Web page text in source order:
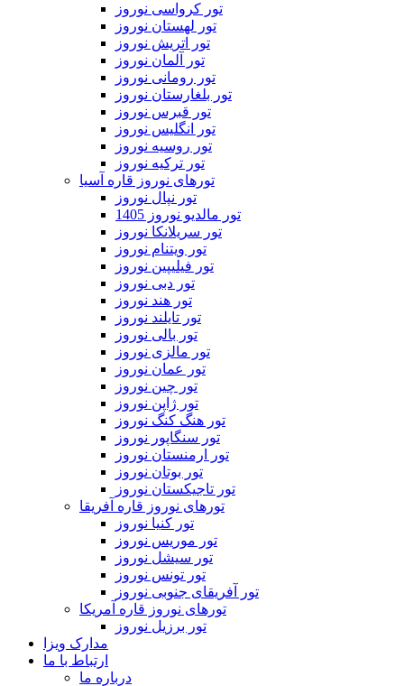
تور کرواسی نوروز
تور لهستان نوروز
تور اتریش نوروز
تور آلمان نوروز
تور رومانی نوروز
تور بلغارستان نوروز
تور قبرس نوروز
تور انگلیس نوروز
تور روسیه نوروز
تور ترکیه نوروز
تورهای نوروز قاره آسیا
تور نپال نوروز
تور مالدیو نوروز 1405
تور سریلانکا نوروز
تور ویتنام نوروز
تور فیلیپین نوروز
تور دبی نوروز
تور هند نوروز
تور تایلند نوروز
تور بالی نوروز
تور مالزی نوروز
تور عمان نوروز
تور چین نوروز
تور ژاپن نوروز
تور هنگ کنگ نوروز
تور سنگاپور نوروز
تور ارمنستان نوروز
تور بوتان نوروز
تور تاجیکستان نوروز
تورهای نوروز قاره آفریقا
تور کنیا نوروز
تور موریس نوروز
تور سیشل نوروز
تور تونس نوروز
تور آفریقای جنوبی نوروز
تورهای نوروز قاره آمریکا
تور برزیل نوروز
مدارک ویزا
ارتباط با ما
درباره ما